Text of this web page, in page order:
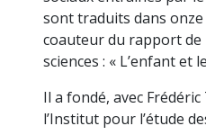
sont traduits dans
coauteur du rapport de
sciences : « L’enfant et
Il a fondé, avec
l’Institut pour l’étude